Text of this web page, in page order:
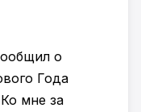
о
Года
мне за